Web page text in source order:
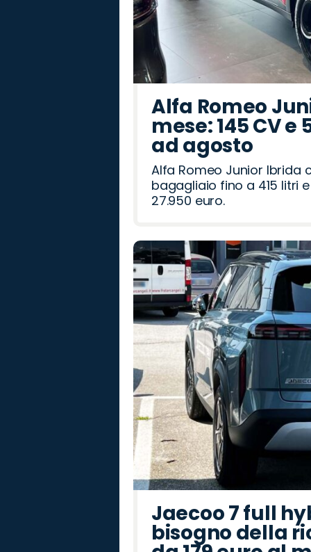
Alfa Romeo
mese: 145 CV
ad agosto
Alfa Romeo Junior Ibrida
bagagliaio fino a 415 litri
27.950 euro.
Jaecoo 7 full
bisogno della